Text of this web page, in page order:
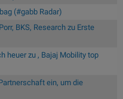
(#gabb Radar)
BKS, Research zu Erste
heuer zu , Bajaj Mobility top
ein, um die